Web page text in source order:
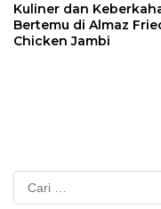
Kuliner dan
Bertemu di Almaz
Chicken Jambi
Cari
untuk: